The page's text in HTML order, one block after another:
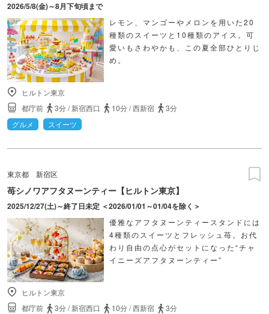
2026/5/8(金)～8月下旬頃まで
レモン、マンゴーやメロンを用いた20
種類のスイーツと10種類のアイス。可
愛いもさわやかも、この夏全部ひとりじ
め。
ヒルトン東京
都庁前
3分/新宿西口 10分/西新宿
3分
グルメ
スイーツ
東京都 新宿区
苺シノワアフタヌーンティー【ヒルトン東京】
2025/12/27(土)～終了日未定 ＜2026/01/01～01/04を除く＞
優雅なアフタヌーンティースタンドには
4種類のスイーツとフレッシュ苺。お代
わり自由の点心がセットになった“チャ
イニーズアフタヌーンティー”
ヒルトン東京
都庁前
3分/新宿西口 10分/西新宿
3分